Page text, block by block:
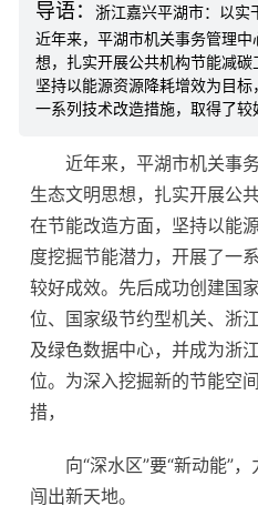
浙江嘉兴平湖市：以实
近年来，平湖市机关事务管理
想，扎实开展公共机构节能减碳
坚持以能源资源降耗增效为目
一系列技术改造措施，取得了较
近年来，平湖市机关事
生态文明思想，扎实开展公
在节能改造方面，坚持以能
度挖掘节能潜力，开展了一
较好成效。先后成功创建国
位、国家级节约型机关、浙
及绿色数据中心，并成为浙
位。为深入挖掘新的节能空
措，
向“深水区”要“新动能”
闯出新天地。